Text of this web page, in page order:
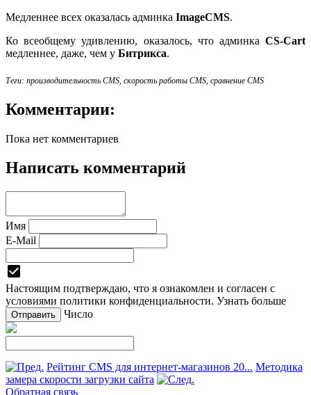
Медленнее всех оказалась админка ImageCMS.
Ко всеобщему удивлению, оказалось, что админка CS-Cart
медленнее, даже, чем у Битрикса.
Теги: производительность CMS, скорость работы CMS, сравнение CMS
Комментарии:
Пока нет комментариев
Написать комментарий
Имя
E-Mail
Настоящим подтверждаю, что я ознакомлен и согласен с
условиями политики конфиденциальности. Узнать больше
Число
Рейтинг CMS для интернет-магазинов 20... Методика
замера скорости загрузки сайта
Обратная связь